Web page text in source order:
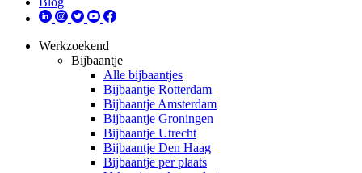
Werkzoekend
Bijbaantje
Alle bijbaantjes
Bijbaantje Rotterdam
Bijbaantje Amsterdam
Bijbaantje Groningen
Bijbaantje Utrecht
Bijbaantje Den Haag
Bijbaantje per plaats